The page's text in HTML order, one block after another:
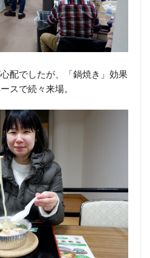
配でしたが、「鍋焼き」効果
スで続々来場。